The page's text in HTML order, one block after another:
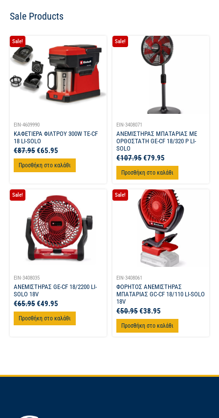
Sale Products
Sale!
EIN-4609990
ΚΑΦΕΤΙΕΡΑ ΦΙΛΤΡΟΥ 300W TE-CF
18 LI-SOLO
€87.95€65.95
Προσθήκη στο καλάθι
Sale!
EIN-3408071
ΑΝΕΜΙΣΤΗΡΑΣ ΜΠΑΤΑΡΙΑΣ ΜΕ
ΟΡΘΟΣΤΑΤΗ GE-CF 18/320 P LI-
SOLO
€107.95€79.95
Προσθήκη στο καλάθι
Sale!
EIN-3408035
ΑΝΕΜΙΣΤΗΡΑΣ GE-CF 18/2200 LI-
SOLO 18V
€65.95€49.95
Προσθήκη στο καλάθι
Sale!
EIN-3408061
ΦΟΡΗΤΟΣ ΑΝΕΜΙΣΤΗΡΑΣ
ΜΠΑΤΑΡΙΑΣ GC-CF 18/110 LI-SOLO
18V
€50.95€38.95
Προσθήκη στο καλάθι